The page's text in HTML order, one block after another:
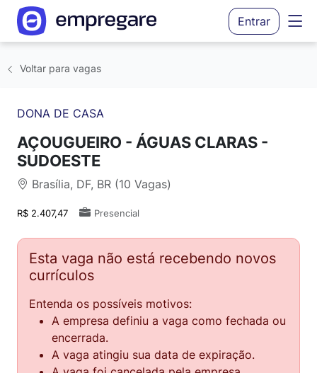
Entrar
Voltar para vagas
DONA DE CASA
AÇOUGUEIRO - ÁGUAS CLARAS -
SUDOESTE
Brasília, DF, BR (10 Vagas)
R$ 2.407,47 Presencial
Esta vaga não está recebendo novos
currículos
Entenda os possíveis motivos:
A empresa definiu a vaga como fechada ou
encerrada.
A vaga atingiu sua data de expiração.